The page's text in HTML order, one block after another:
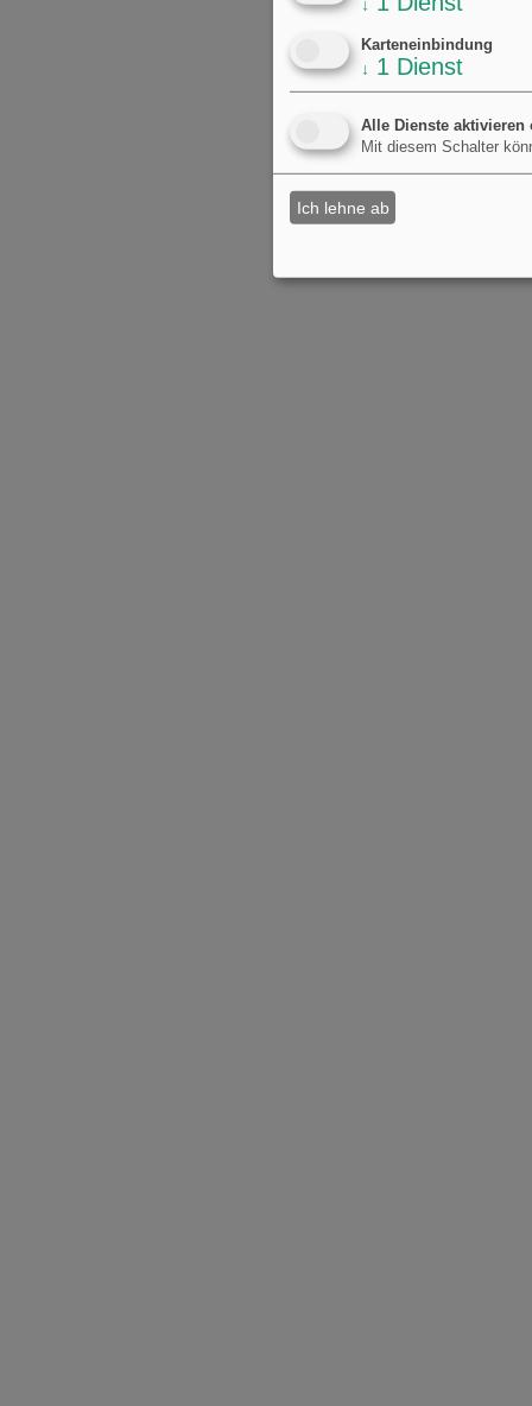
↓
Karteneinbindung
↓ 1 Dienst
Alle Dienste aktivieren
Mit diesem Schalter
Ich lehne ab